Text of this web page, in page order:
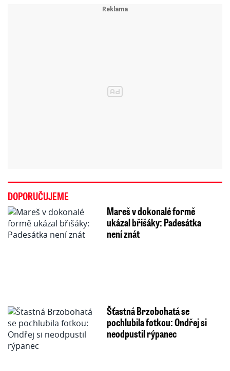
DOPORUČUJEME
Mareš v dokonalé formě
ukázal břišáky: Padesátka
není znát
Šťastná Brzobohatá se
pochlubila fotkou: Ondřej si
neodpustil rýpanec